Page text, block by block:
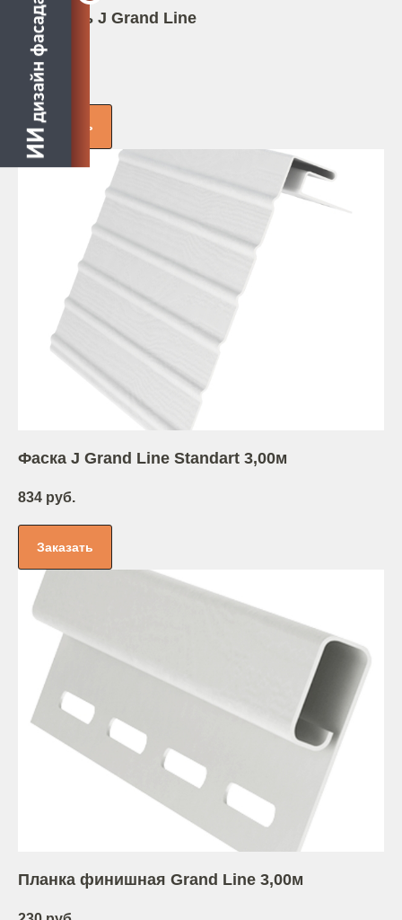
Профиль J Grand Line
3,00м
236 руб.
Заказать
Фаска J Grand Line Standart 3,00м
834 руб.
Заказать
Планка финишная Grand Line 3,00м